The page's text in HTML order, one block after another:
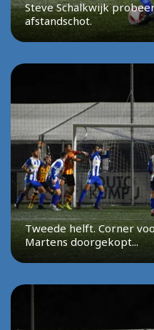
Steve Schalkwijk
afstandschot.
Tweede helft. Corner
Martens doorgekopt...